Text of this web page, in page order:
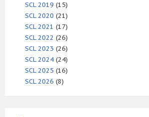
SCL 2019 (15)
SCL 2020 (21)
SCL 2021 (17)
SCL 2022 (26)
SCL 2023 (26)
SCL 2024 (24)
SCL 2025 (16)
SCL 2026 (8)